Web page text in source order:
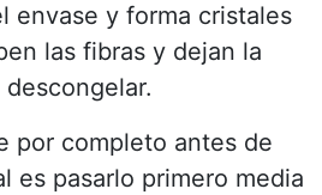
envase y forma cristales
las fibras y dejan la
por completo antes de
es pasarlo primero media